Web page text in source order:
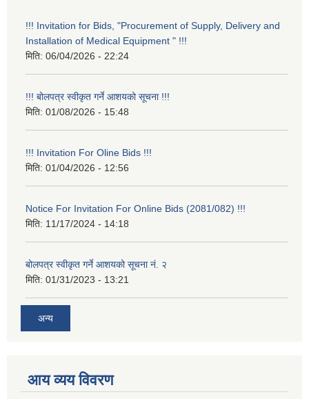
!!! Invitation for Bids, "Procurement of Supply, Delivery and
Installation of Medical Equipment " !!!
मिति: 06/04/2026 - 22:24
!!! बोलपत्र स्वीकृत गर्ने आशयको सूचना !!!
मिति: 01/08/2026 - 15:48
!!! Invitation For Oline Bids !!!
मिति: 01/04/2026 - 12:56
Notice For Invitation For Online Bids (2081/082) !!!
मिति: 11/17/2024 - 14:18
बोलपत्र स्वीकृत गर्ने आशयको सूचना नं. २
मिति: 01/31/2023 - 13:21
अन्य
आय व्यय विवरण